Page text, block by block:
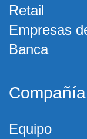
Retail
Empresas
Banca
Compañía
Equipo